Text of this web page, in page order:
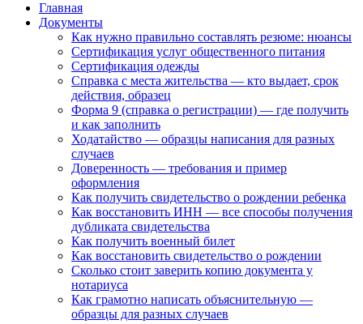
Главная
Документы
Как нужно правильно составлять резюме: нюансы
Сертификация услуг общественного питания
Сертификация одежды
Справка с места жительства — кто выдает, срок
действия, образец
Форма 9 (справка о регистрации) — где получить
и как заполнить
Ходатайство — образцы написания для разных
случаев
Доверенность — требования и пример
оформления
Как получить свидетельство о рождении ребенка
Как восстановить ИНН — все способы получения
дубликата свидетельства
Как получить военный билет
Как восстановить свидетельство о рождении
Сколько стоит заверить копию документа у
нотариуса
Как грамотно написать объяснительную —
образцы для разных случаев